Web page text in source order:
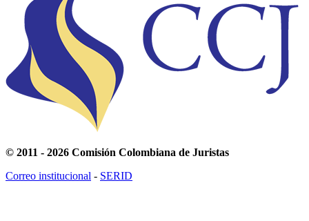
© 2011 - 2026 Comisión Colombiana de Juristas
Correo institucional - SERID